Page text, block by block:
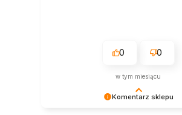
Komentarz sklepu
0 0
w tym miesiącu